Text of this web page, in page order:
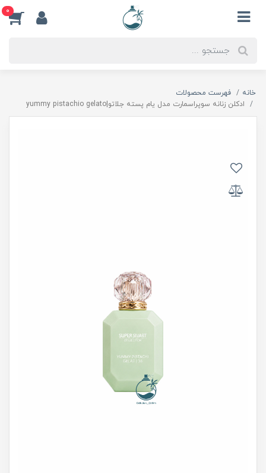
0
خانه
فهرست محصولات
ادكلن زنانه سوپراسمارت مدل يام پسته جلاتو|yummy pistachio gelato